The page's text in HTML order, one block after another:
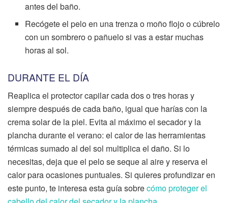
antes del baño.
Recógete el pelo en una trenza o moño flojo o cúbrelo
con un sombrero o pañuelo si vas a estar muchas
horas al sol.
DURANTE EL DÍA
Reaplica el protector capilar cada dos o tres horas y
siempre después de cada baño, igual que harías con la
crema solar de la piel. Evita al máximo el secador y la
plancha durante el verano: el calor de las herramientas
térmicas sumado al del sol multiplica el daño. Si lo
necesitas, deja que el pelo se seque al aire y reserva el
calor para ocasiones puntuales. Si quieres profundizar en
este punto, te interesa esta guía sobrecómo proteger el